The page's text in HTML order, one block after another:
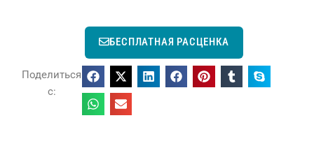
БЕСПЛАТНАЯ РАСЦЕНКА
Поделиться
с: